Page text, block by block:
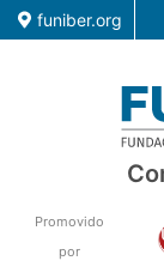
funiber.org
Investigación
Promovido
por